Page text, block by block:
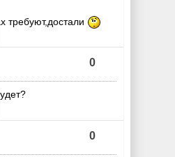
требуют,достали
0
0